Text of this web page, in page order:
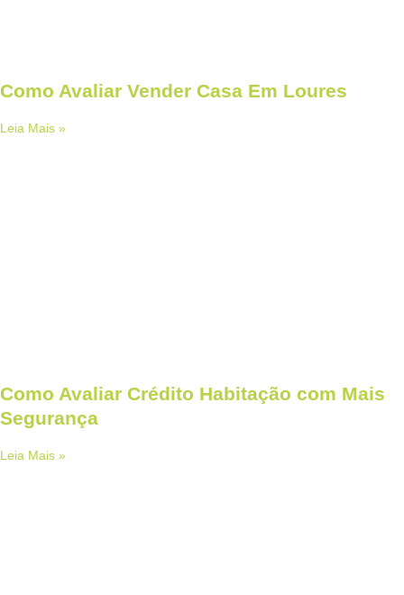
Como Avaliar Vender Casa Em Loures
Leia Mais »
Como Avaliar Crédito Habitação com Mais
Segurança
Leia Mais »